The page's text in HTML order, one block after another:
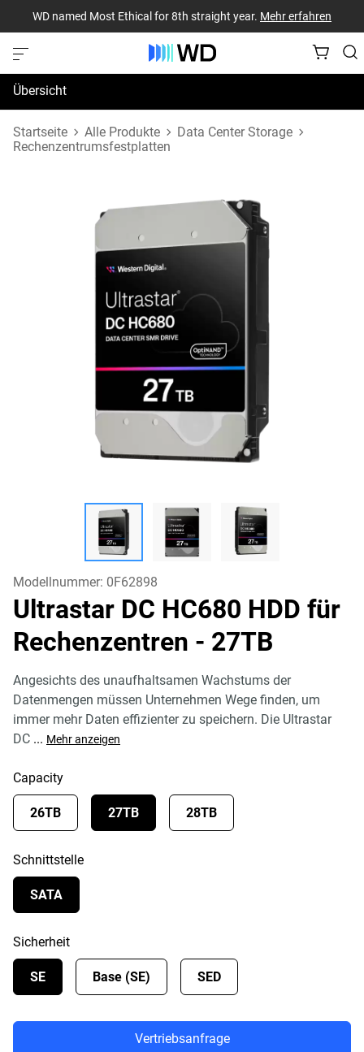
WD named Most Ethical for 8th straight year. Mehr erfahren
Übersicht
Technische Daten
Startseite Alle Produkte
Data Center Storage
Rechenzentrumsfestplatten
Modellnummer: 0F62898
Ultrastar DC HC680 HDD für
Rechenzentren - 27TB
Angesichts des unaufhaltsamen Wachstums der
Datenmengen müssen Unternehmen Wege finden, um
immer mehr Daten effizienter zu speichern. Die Ultrastar
DC ... Mehr anzeigen
Capacity
26TB 27TB 28TB
Schnittstelle
SATA
Sicherheit
SE Base (SE) SED
Vertriebsanfrage